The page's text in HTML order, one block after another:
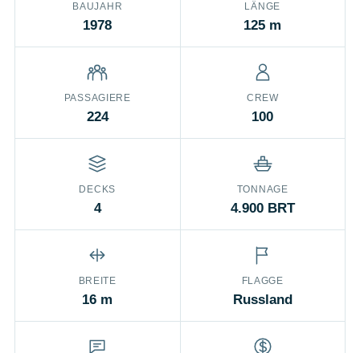
BAUJAHR
1978
LÄNGE
125 m
PASSAGIERE
224
CREW
100
DECKS
4
TONNAGE
4.900 BRT
BREITE
16 m
FLAGGE
Russland